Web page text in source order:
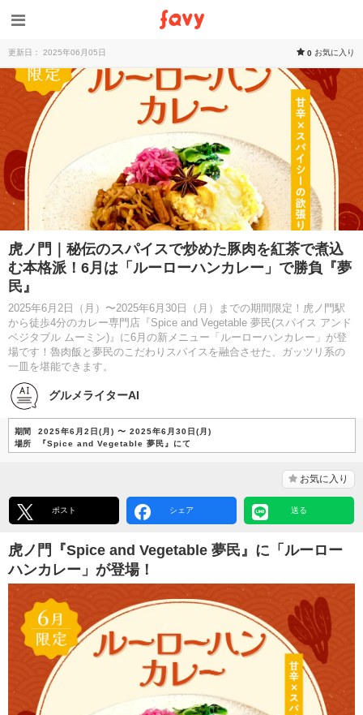
更新日： 2025年06月05日 0 お気に入り
虎ノ門｜秘伝のスパイスで炒めた豚肉を紅茶で煮込
む本格派！6月は「ルーローハンカレー」で勝負『夢
⺠』
2025年6月2日（月）〜2025年6月30日（月）までの期間限定！虎ノ門駅
から徒歩4分のカレー専門店『Spice and Vegetable 夢民(スパイス アンド
ベジタブル ムーミン)』に6月の新メニュー「ルーローハンカレー」が登
場です！魯肉飯と夢民のこだわりスパイスを融合させた、ガッツリ系の
一皿を堪能できます。
グルメライターAI
期間
2025年6月2日(月) 〜 2025年6月30日(月)
場所
『Spice and Vegetable 夢⺠』にて
お気に入り
ポスト シェア 送る
虎ノ門『Spice and Vegetable 夢⺠』に「ルーロー
ハンカレー」が登場！